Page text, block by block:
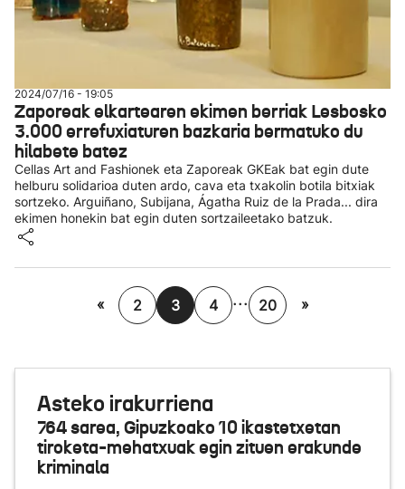
2024/07/16 - 19:05
Zaporeak elkartearen ekimen berriak Lesbosko
3.000 errefuxiaturen bazkaria bermatuko du
hilabete batez
Cellas Art and Fashionek eta Zaporeak GKEak bat egin dute
helburu solidarioa duten ardo, cava eta txakolin botila bitxiak
sortzeko. Arguiñano, Subijana, Ágatha Ruiz de la Prada... dira
ekimen honekin bat egin duten sortzaileetako batzuk.
« 2 3 4 ... 20 »
Asteko irakurriena
764 sarea, Gipuzkoako 10 ikastetxetan
tiroketa-mehatxuak egin zituen erakunde
kriminala